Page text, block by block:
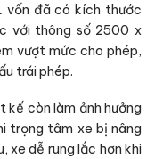
vốn đã có kích thước
với thông số 2500 x
vượt mức cho phép,
trái phép.
còn làm ảnh hưởng
trọng tâm xe bị nâng
xe dễ rung lắc hơn khi